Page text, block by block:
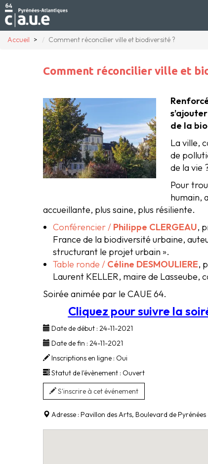
Accueil Comment réconcilier ville et biodiversité ?
Comment réconcilier ville et
de la
La ville,
de
de la vie
Pour
humain,
accueillante, plus saine, plus résiliente.
Conférencier / Philippe CLERGEAU,
France de la biodiversité urbaine,
structurant le projet urbain ».
Table ronde / Céline DESMOULIERE,
Laurent KELLER, maire de Lasseube,
Soirée animée par le CAUE 64.
Cliquez pour suivre la
Date de début : 24-11-2021
Date de fin : 24-11-2021
Inscriptions en ligne : Oui
Statut de l'évènement : Ouvert
S'inscrire à cet événement
Adresse : Pavillon des Arts, Boulevard de